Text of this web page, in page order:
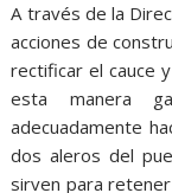
A través de la
acciones de
rectificar el cauce
esta manera
adecuadamente
dos aleros del
sirven para